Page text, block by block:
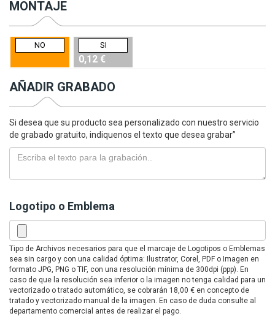
MONTAJE
NO SI
0,12 €
AÑADIR GRABADO
Si desea que su producto sea personalizado con nuestro servicio
de grabado gratuito, indiquenos el texto que desea grabar”
Logotipo o Emblema
Tipo de Archivos necesarios para que el marcaje de Logotipos o Emblemas
sea sin cargo y con una calidad óptima: Ilustrator, Corel, PDF o Imagen en
formato JPG, PNG o TIF, con una resolución mínima de 300dpi (ppp). En
caso de que la resolución sea inferior o la imagen no tenga calidad para un
vectorizado o tratado automático, se cobrarán 18,00 € en concepto de
tratado y vectorizado manual de la imagen. En caso de duda consulte al
departamento comercial antes de realizar el pago.